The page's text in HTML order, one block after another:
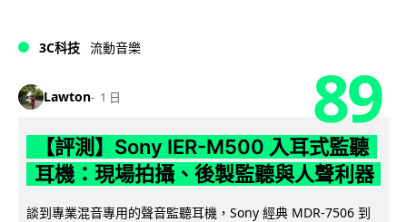
3C科技 流動音樂
Lawton 1 日 89
【評測】Sony IER-M500 入耳式監聽
耳機：現場拍攝、後製監聽與人聲利器
談到專業混音專用的聲音監聽耳機，Sony 經典 MDR-7506 到